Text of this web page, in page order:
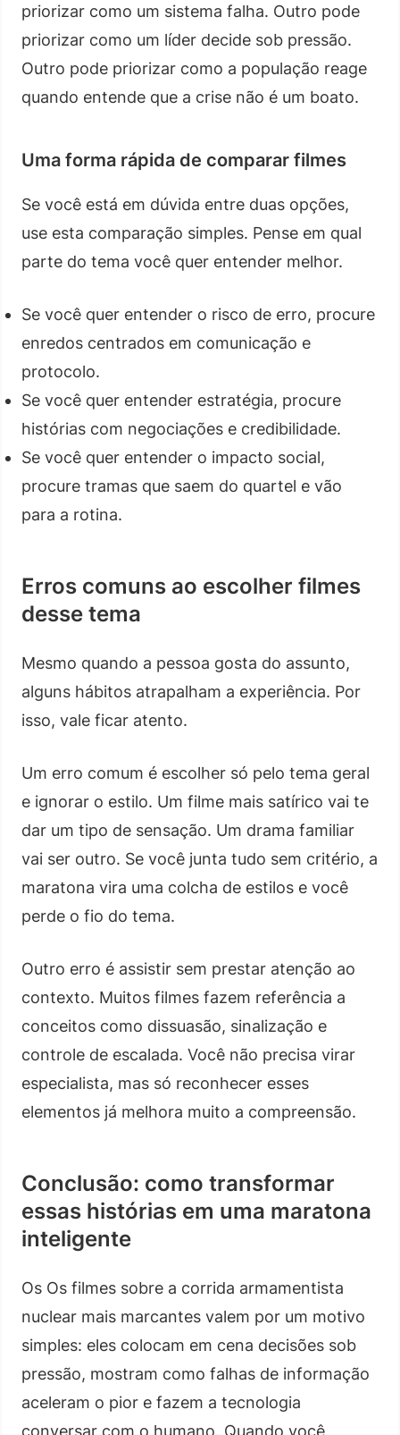
priorizar como um sistema falha. Outro pode
priorizar como um líder decide sob pressão.
Outro pode priorizar como a população reage
quando entende que a crise não é um boato.
Uma forma rápida de comparar filmes
Se você está em dúvida entre duas opções,
use esta comparação simples. Pense em qual
parte do tema você quer entender melhor.
Se você quer entender o risco de erro, procure
enredos centrados em comunicação e
protocolo.
Se você quer entender estratégia, procure
histórias com negociações e credibilidade.
Se você quer entender o impacto social,
procure tramas que saem do quartel e vão
para a rotina.
Erros comuns ao escolher filmes
desse tema
Mesmo quando a pessoa gosta do assunto,
alguns hábitos atrapalham a experiência. Por
isso, vale ficar atento.
Um erro comum é escolher só pelo tema geral
e ignorar o estilo. Um filme mais satírico vai te
dar um tipo de sensação. Um drama familiar
vai ser outro. Se você junta tudo sem critério, a
maratona vira uma colcha de estilos e você
perde o fio do tema.
Outro erro é assistir sem prestar atenção ao
contexto. Muitos filmes fazem referência a
conceitos como dissuasão, sinalização e
controle de escalada. Você não precisa virar
especialista, mas só reconhecer esses
elementos já melhora muito a compreensão.
Conclusão: como transformar
essas histórias em uma maratona
inteligente
Os Os filmes sobre a corrida armamentista
nuclear mais marcantes valem por um motivo
simples: eles colocam em cena decisões sob
pressão, mostram como falhas de informação
aceleram o pior e fazem a tecnologia
conversar com o humano. Quando você